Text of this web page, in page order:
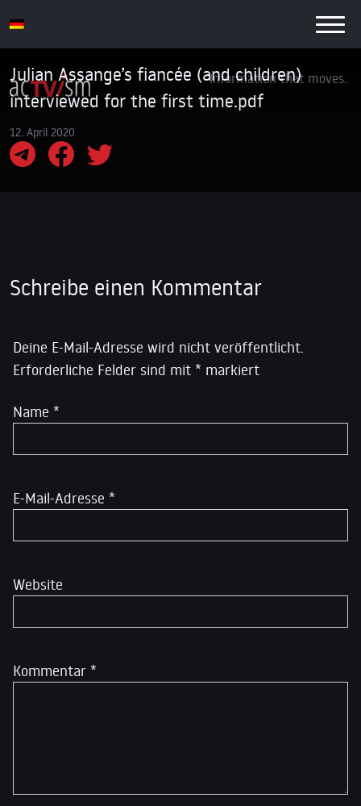
Information that moves.
Julian Assange’s fiancée (and children)
interviewed for the first time.pdf
12. April 2020
Schreibe einen Kommentar
Deine E-Mail-Adresse wird nicht veröffentlicht.
Erforderliche Felder sind mit * markiert
Kommentar *
Name *
E-Mail-Adresse *
Website